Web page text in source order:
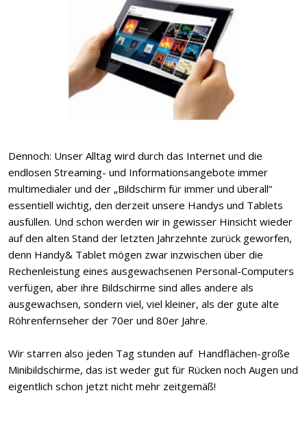
Dennoch: Unser Alltag wird durch das Internet und die
endlosen Streaming- und Informationsangebote immer
multimedialer und der „Bildschirm für immer und überall“
essentiell wichtig, den derzeit unsere Handys und Tablets
ausfüllen. Und schon werden wir in gewisser Hinsicht wieder
auf den alten Stand der letzten Jahrzehnte zurück geworfen,
denn Handy& Tablet mögen zwar inzwischen über die
Rechenleistung eines ausgewachsenen Personal-Computers
verfügen, aber ihre Bildschirme sind alles andere als
ausgewachsen, sondern viel, viel kleiner, als der gute alte
Röhrenfernseher der 70er und 80er Jahre.
Wir starren also jeden Tag stunden auf Handflächen-große
Minibildschirme, das ist weder gut für Rücken noch Augen und
eigentlich schon jetzt nicht mehr zeitgemäß!